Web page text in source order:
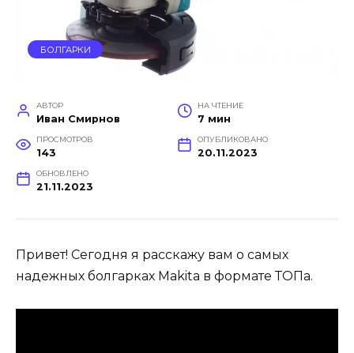
БОЛГАРКИ
АВТОР
Иван Смирнов
НА ЧТЕНИЕ
7 мин
ПРОСМОТРОВ
143
ОПУБЛИКОВАНО
20.11.2023
ОБНОВЛЕНО
21.11.2023
Привет! Сегодня я расскажу вам о самых
надежных болгарках Makita в формате ТОПа.